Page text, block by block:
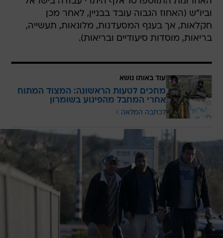
וביו"ש (האחוז הגבוה עובד בבניין, לאחר מכן
חקלאות, אך בענף המסעדנות, מלונאות, תעשייה,
בריאות, מוסדות סיעודיים ובריאות).
עוד באותו נושא
מחכים לטעות הראשונה: המצוד המתוח
אחרי המחבל מהפיגוע בשומרון
לכתבה המלאה